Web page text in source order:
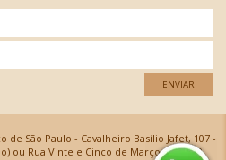
ENVIAR
São Paulo - Cavalheiro Basílio Jafet, 107 -
ou Rua Vinte e Cinco de Março, 576 - SP,